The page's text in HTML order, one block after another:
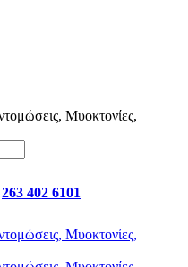
263 402 6101